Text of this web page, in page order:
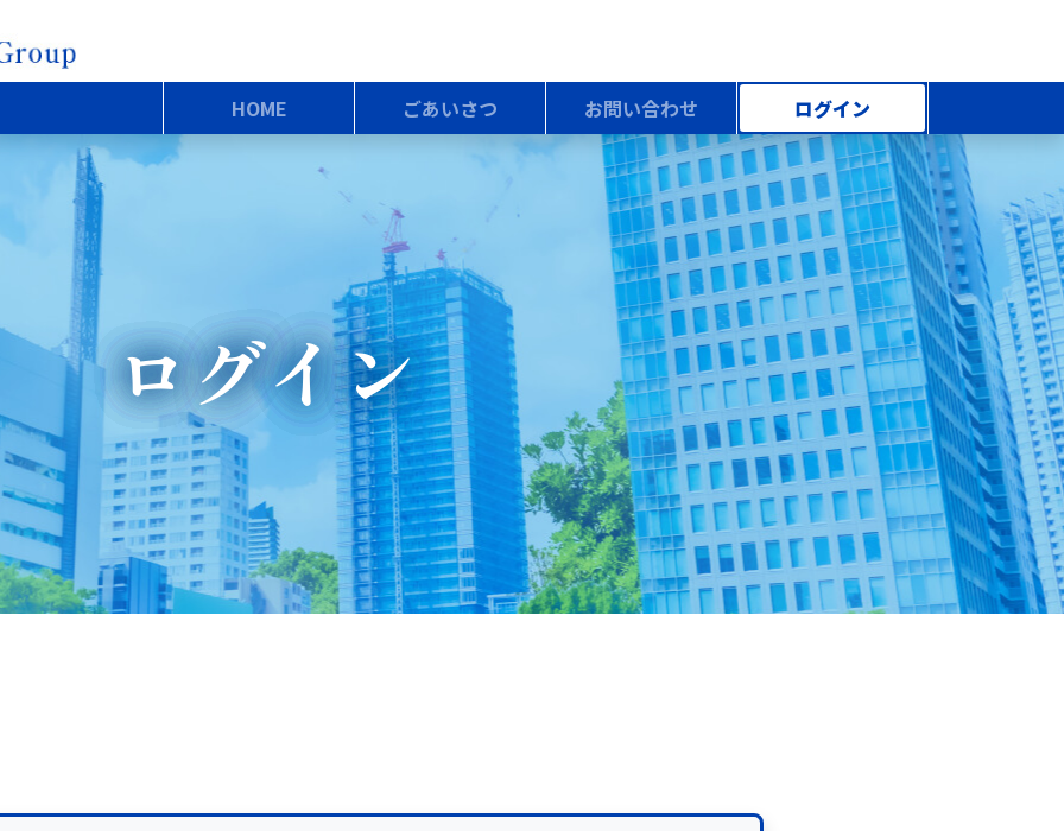
HOME ごあいさつ お問い合わせ ログイン
ログイン